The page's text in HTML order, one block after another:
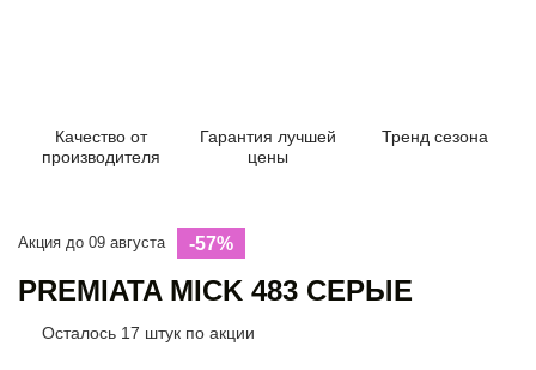
Качество от
производителя
Гарантия лучшей
цены
Тренд сезона
Акция до 09 августа -57%
PREMIATA MICK 483 СЕРЫЕ
Осталось 17 штук по акции